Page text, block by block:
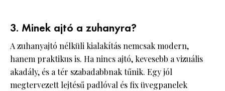
3. Minek ajtó a zuhanyra?
A zuhanyajtó nélküli kialakítás nemcsak modern,
hanem praktikus is. Ha nincs ajtó, kevesebb a vizuális
akadály, és a tér szabadabbnak tűnik. Egy jól
megtervezett lejtésű padlóval és fix üvegpanelek